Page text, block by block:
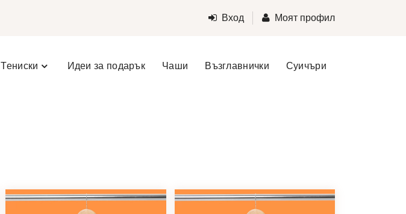
Вход Моят профил
Тениски Идеи за подарък Чаши Възглавнички Суичъри